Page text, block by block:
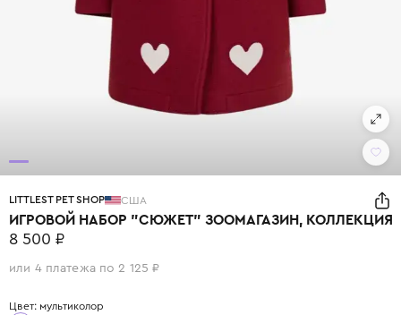
LITTLEST PET SHOP США
ИГРОВОЙ НАБОР "СЮЖЕТ" ЗООМАГАЗИН, КОЛЛЕКЦИЯ
8 500 ₽
или 4 платежа по 2 125 ₽
Цвет: мультиколор